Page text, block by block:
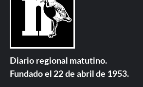
Diario regional matutino.
Fundado el 22 de abril de 1953.